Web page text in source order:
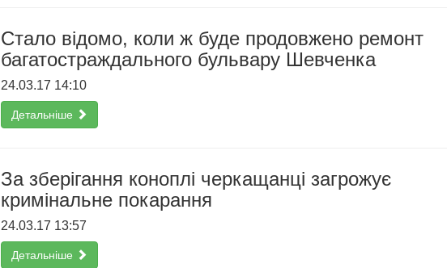
Стало відомо, коли ж буде продовжено ремонт
багатостраждального бульвару Шевченка
24.03.17 14:10
Детальніше
За зберігання коноплі черкащанці загрожує
кримінальне покарання
24.03.17 13:57
Детальніше